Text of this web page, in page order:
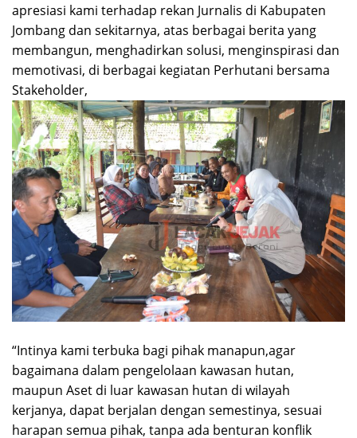
apresiasi kami terhadap rekan Jurnalis di Kabupaten
Jombang dan sekitarnya, atas berbagai berita yang
membangun, menghadirkan solusi, menginspirasi dan
memotivasi, di berbagai kegiatan Perhutani bersama
Stakeholder,
“Intinya kami terbuka bagi pihak manapun,agar
bagaimana dalam pengelolaan kawasan hutan,
maupun Aset di luar kawasan hutan di wilayah
kerjanya, dapat berjalan dengan semestinya, sesuai
harapan semua pihak, tanpa ada benturan konflik